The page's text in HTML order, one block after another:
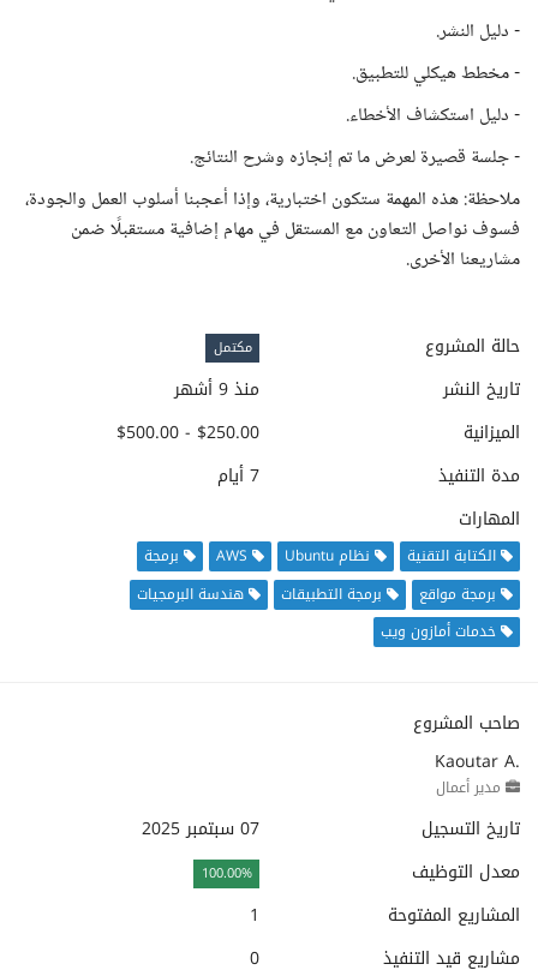
- دليل النشر.
- مخطط هيكلي للتطبيق.
- دليل استكشاف الأخطاء.
- جلسة قصيرة لعرض ما تم إنجازه وشرح النتائج.
ملاحظة: هذه المهمة ستكون اختبارية، وإذا أعجبنا أسلوب العمل والجودة،
فسوف نواصل التعاون مع المستقل في مهام إضافية مستقبلًا ضمن
مشاريعنا الأخرى.
حالة المشروع مكتمل
تاريخ النشر
منذ 9 أشهر
الميزانية
$250.00 - $500.00
مدة التنفيذ
7 أيام
المهارات
الكتابة التقنية نظام Ubuntu AWS
برمجة
برمجة مواقع
برمجة التطبيقات
هندسة البرمجيات
خدمات أمازون ويب
صاحب المشروع
Kaoutar A.
مدير أعمال
تاريخ التسجيل
07 سبتمبر 2025
معدل التوظيف
100.00%
المشاريع المفتوحة
1
مشاريع قيد التنفيذ
0